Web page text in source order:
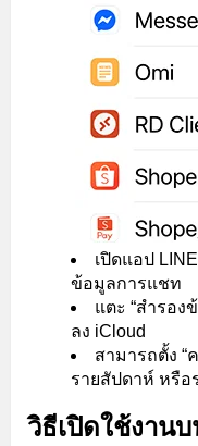
เปิดแอป
ข้อมูลการแชท
แตะ “สำรอง
ลง iCloud
สามารถตั้ง “
รายสัปดาห์ หรือ
วิธีเปิดใช้งาน